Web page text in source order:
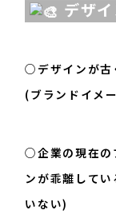
デザ
○デザインが古
(ブランドイメ
○企業の現在の
ンが乖離して
いない)